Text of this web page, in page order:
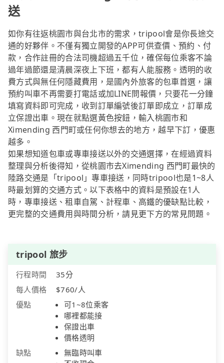
送
如你有往返桃園市與台北市的需求，tripool會是你長途交
通的好夥伴。不僅有獨立開發的APP可供查價、預約、付
款，合作註冊的合法司機超過五千位，確保每位乘客不論
過年過節還是清晨深夜上下班，都有人能服務。透明的收
費方式與無任何隱藏費用，是國內外旅客的包車首選，讓
預約叫車不再需要打電話或加LINE問報價，只要花一分鐘
填寫資料即可完成，收到訂單編號後訂單即成立，訂單成
立保證出車。現在就點選黃色按鈕，輸入桃園市和
Ximending 西門町或任何你想去的地方，越早下訂，優惠
越多。
如果想知道包車或專車接送以外的交通選擇，在經過資料
整理與分析後得知，從桃園市去Ximending 西門町最快的
陸路交通是「tripool」專車接送，同時tripool也是1~8人
時最划算的交通方式。以下表格中的資料是預設在1人
時，專車接送、租車自駕、計程車、高鐵的優缺點比較，
更完整的交通費用與時間分析，請見更下方的常見問題。
tripool 旅步
行程時間
35分
每人價格
$760/人
優點
可1~8位乘客
哪裡都能接
保證出車
價格透明
缺點
無臨時叫車